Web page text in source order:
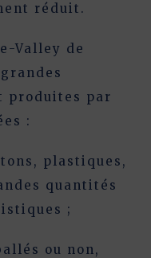
réduit.
Valley de
produites par
:
plastiques,
quantités
;
ou non,